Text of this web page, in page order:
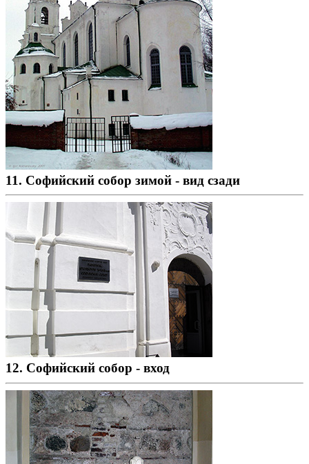
11. Софийский собор зимой - вид сзади
12. Софийский собор - вход